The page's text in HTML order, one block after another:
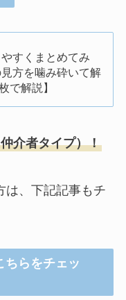
すくまとめてみ
方を噛み砕いて解
で解説】
介者タイプ）！
は、下記記事もチ
ちらをチェッ